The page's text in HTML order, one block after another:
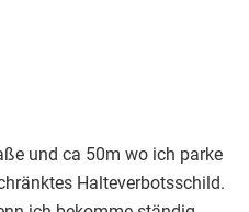
und ca 50m wo ich parke
Halteverbotsschild.